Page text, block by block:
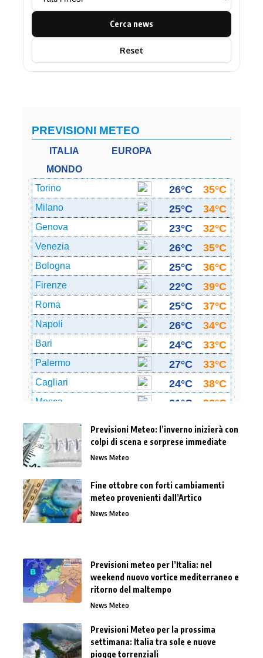
Cerca news
Reset
Previsioni Meteo: l’inverno inizierà con
colpi di scena e sorprese immediate
News Meteo
Fine ottobre con forti cambiamenti
meteo provenienti dall’Artico
News Meteo
Previsioni meteo per l’Italia: nel
weekend nuovo vortice mediterraneo e
ritorno del maltempo
News Meteo
Previsioni Meteo per la prossima
settimana: Italia tra sole e nuove
piogge torrenziali